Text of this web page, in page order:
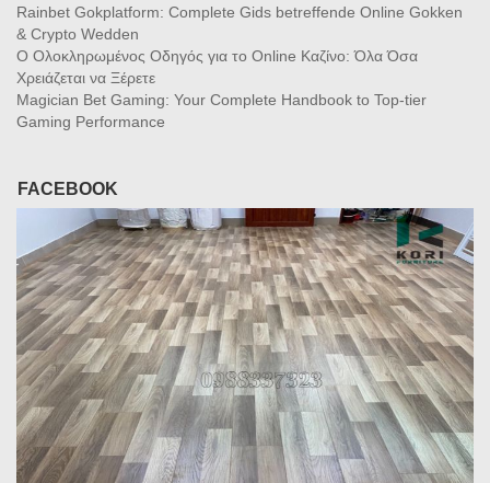
Rainbet Gokplatform: Complete Gids betreffende Online Gokken
& Crypto Wedden
Ο Ολοκληρωμένος Οδηγός για το Online Καζίνο: Όλα Όσα
Χρειάζεται να Ξέρετε
Magician Bet Gaming: Your Complete Handbook to Top-tier
Gaming Performance
FACEBOOK